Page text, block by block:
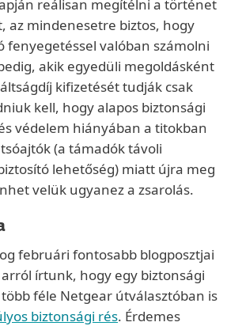
reálisan megítélni a történet
az mindenesetre biztos, hogy
fenyegetéssel valóban számolni
akik egyedüli megoldásként
kifizetését tudják csak
kell, hogy alapos biztonsági
védelem hiányában a titokban
(a támadók távoli
lehetőség) miatt újra meg
velük ugyanez a zsarolás.
februári fontosabb blogposztjai
írtunk, hogy egy biztonsági
féle Netgear útválasztóban is
biztonsági rés. Érdemes